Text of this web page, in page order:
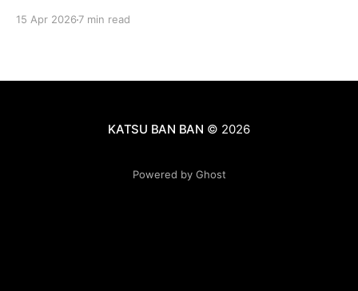
ーリの中でも、どこまでオリジナルに基づいて厳しくや
差はない気もしますが、小学校見学をしてみて、学校毎
15 Apr 2026 7 min read
KATSU BAN BAN © 2026
Powered by Ghost